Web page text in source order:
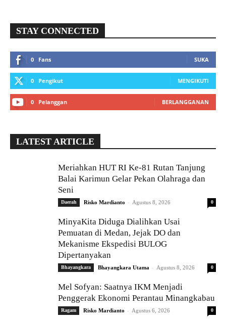
STAY CONNECTED
0 Fans SUKA
0 Pengikut MENGIKUTI
0 Pelanggan BERLANGGANAN
LATEST ARTICLE
Meriahkan HUT RI Ke-81 Rutan Tanjung
Balai Karimun Gelar Pekan Olahraga dan
Seni
Daerah Risko Mardianto - Agustus 8, 2026 0
MinyaKita Diduga Dialihkan Usai
Pemuatan di Medan, Jejak DO dan
Mekanisme Ekspedisi BULOG
Dipertanyakan
Bhayangkara Bhayangkara Utama - Agustus 8, 2026 0
Mel Sofyan: Saatnya IKM Menjadi
Penggerak Ekonomi Perantau Minangkabau
Ragam Risko Mardianto - Agustus 6, 2026 0